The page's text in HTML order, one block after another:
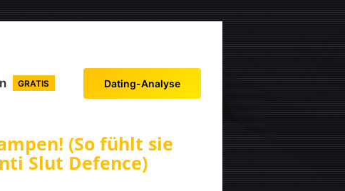
GRATIS Dating-Analyse
(So fühlt sie
Slut Defence)